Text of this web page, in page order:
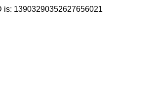
is: 13903290352627656021